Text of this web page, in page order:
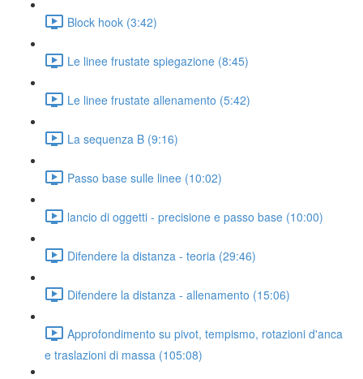
Block hook (3:42)
Le linee frustate spiegazione (8:45)
Le linee frustate allenamento (5:42)
La sequenza B (9:16)
Passo base sulle linee (10:02)
lancio di oggetti - precisione e passo base (10:00)
Difendere la distanza - teoria (29:46)
Difendere la distanza - allenamento (15:06)
Approfondimento su pivot, tempismo, rotazioni d'anca
e traslazioni di massa (105:08)